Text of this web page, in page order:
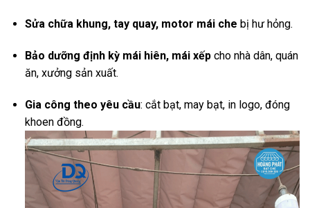
Sửa chữa khung, tay quay, motor mái che bị hư hỏng.
Bảo dưỡng định kỳ mái hiên, mái xếpcho nhà dân, quán
ăn, xưởng sản xuất.
Gia công theo yêu cầu: cắt bạt, may bạt, in logo, đóng
khoen đồng.